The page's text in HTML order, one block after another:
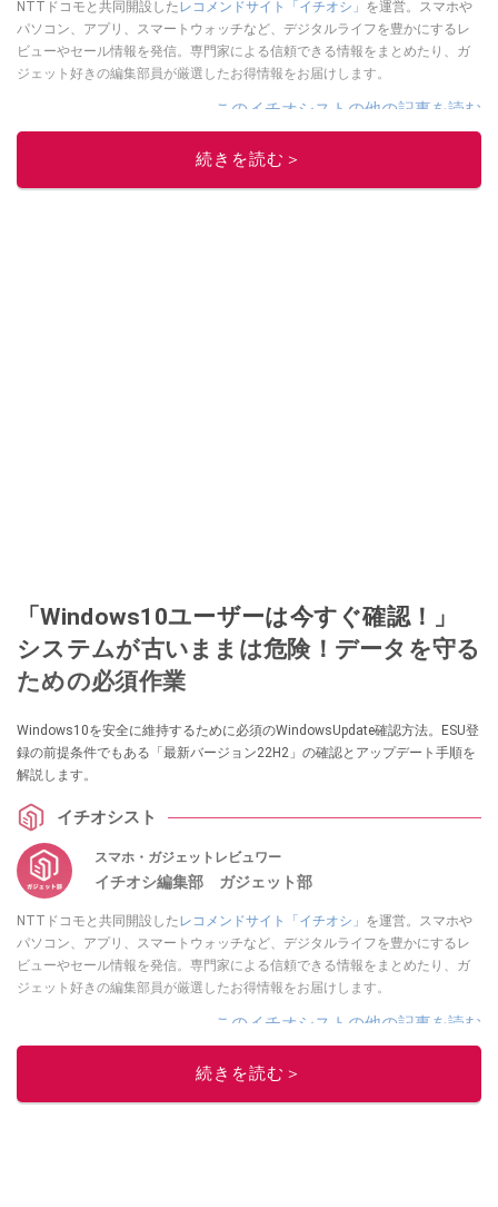
NTTドコモと共同開設した レコメンドサイト「イチオシ」 を運営。スマホや
パソコン、アプリ、スマートウォッチなど、デジタルライフを豊かにするレ
ビューやセール情報を発信。専門家による信頼できる情報をまとめたり、ガ
ジェット好きの編集部員が厳選したお得情報をお届けします。
このイチオシストの他の記事を読む
続きを読む＞
「Windows10ユーザーは今すぐ確認！」
システムが古いままは危険！データを守る
ための必須作業
Windows10を安全に維持するために必須のWindowsUpdate確認方法。ESU登
録の前提条件でもある「最新バージョン22H2」の確認とアップデート手順を
解説します。
イチオシスト
スマホ・ガジェットレビュワー
イチオシ編集部 ガジェット部
NTTドコモと共同開設した レコメンドサイト「イチオシ」 を運営。スマホや
パソコン、アプリ、スマートウォッチなど、デジタルライフを豊かにするレ
ビューやセール情報を発信。専門家による信頼できる情報をまとめたり、ガ
ジェット好きの編集部員が厳選したお得情報をお届けします。
このイチオシストの他の記事を読む
続きを読む＞